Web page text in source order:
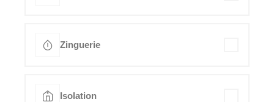
Zinguerie
Isolation